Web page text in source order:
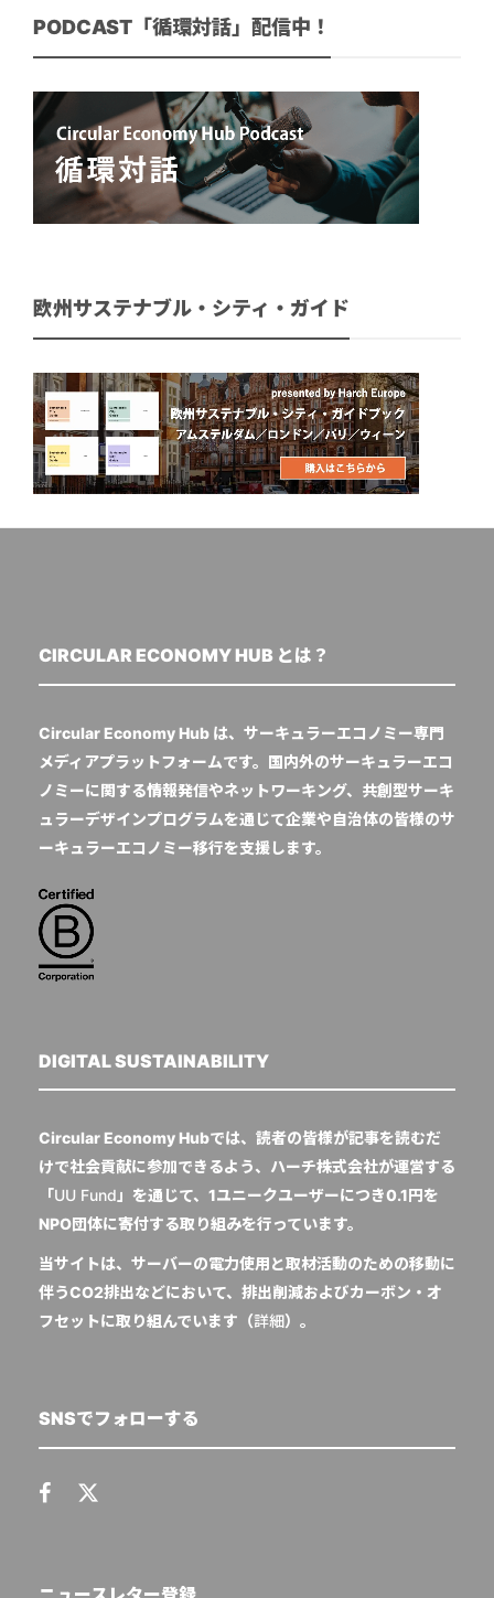
PODCAST「循環対話」配信中！
欧州サステナブル・シティ・ガイド
CIRCULAR ECONOMY HUB とは？
Circular Economy Hub は、サーキュラーエコノミー専門
メディアプラットフォームです。国内外のサーキュラーエコ
ノミーに関する情報発信やネットワーキング、共創型サーキ
ュラーデザインプログラムを通じて企業や自治体の皆様のサ
ーキュラーエコノミー移行を支援します。
DIGITAL SUSTAINABILITY
Circular Economy Hubでは、読者の皆様が記事を読むだ
けで社会貢献に参加できるよう、ハーチ株式会社が運営する
「UU Fund 」を通じて、1ユニークユーザーにつき0.1円を
NPO団体に寄付する取り組みを行っています。
当サイトは、サーバーの電力使用と取材活動のための移動に
伴うCO2排出などにおいて、排出削減およびカーボン・オ
フセットに取り組んでいます（詳細）。
SNSでフォローする